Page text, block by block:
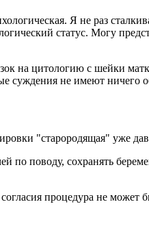
Я не раз
статус. Могу
на цитологию с шейки
суждения не имеют ничего
"старородящая" уже
поводу, сохранять
процедура не